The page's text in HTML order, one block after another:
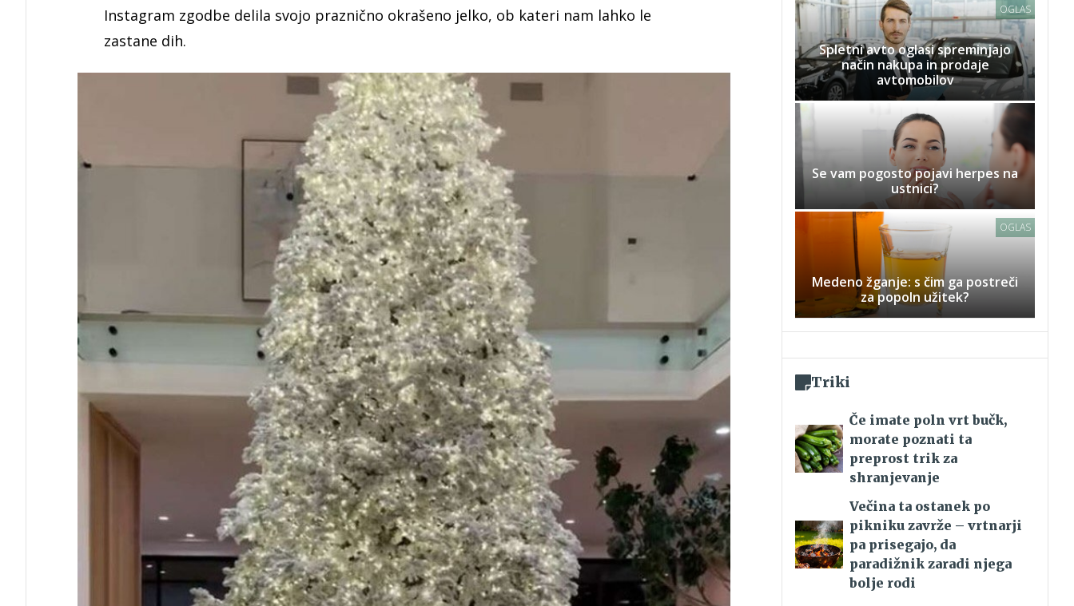
Instagram zgodbe delila svojo praznično okrašeno jelko, ob kateri nam lahko le
zastane dih.
OGLAS
Spletni avto oglasi spreminjajo
način nakupa in prodaje
avtomobilov
Se vam pogosto pojavi herpes na
ustnici?
OGLAS
Medeno žganje: s čim ga postreči
za popoln užitek?
Triki
Če imate poln vrt bučk,
morate poznati ta
preprost trik za
shranjevanje
Večina ta ostanek po
pikniku zavrže – vrtnarji
pa prisegajo, da
paradižnik zaradi njega
bolje rodi